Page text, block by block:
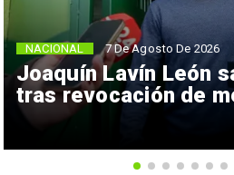
Joaquín Lavín León
tras revocación de
NACIONAL 7 De Agosto De 2026